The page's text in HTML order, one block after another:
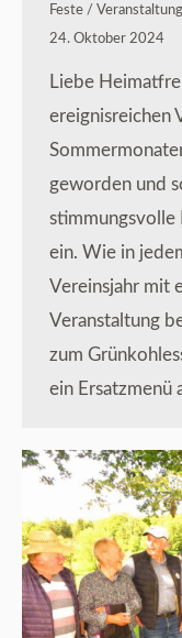
Feste /
24. Oktober 2024
Liebe
ereignisreichen
geworden und
ein. Wie in
Vereinsjahr mit
Veranstaltung
zum
ein Ersatzmenü